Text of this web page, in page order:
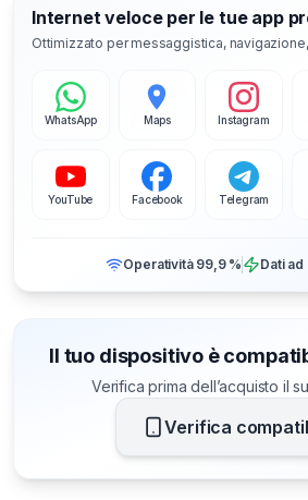
Internet veloce per le tue app
Ottimizzato per messaggistica,
WhatsApp Maps Instagram
YouTube Facebook Telegram
Operatività 99,9 % Dati
Il tuo dispositivo è
Verifica prima dell’acquisto il
Verifica